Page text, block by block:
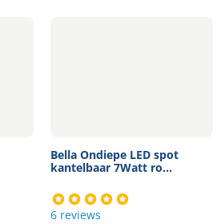
Bella Ondiepe LED spot
kantelbaar 7Watt ro...
6 reviews